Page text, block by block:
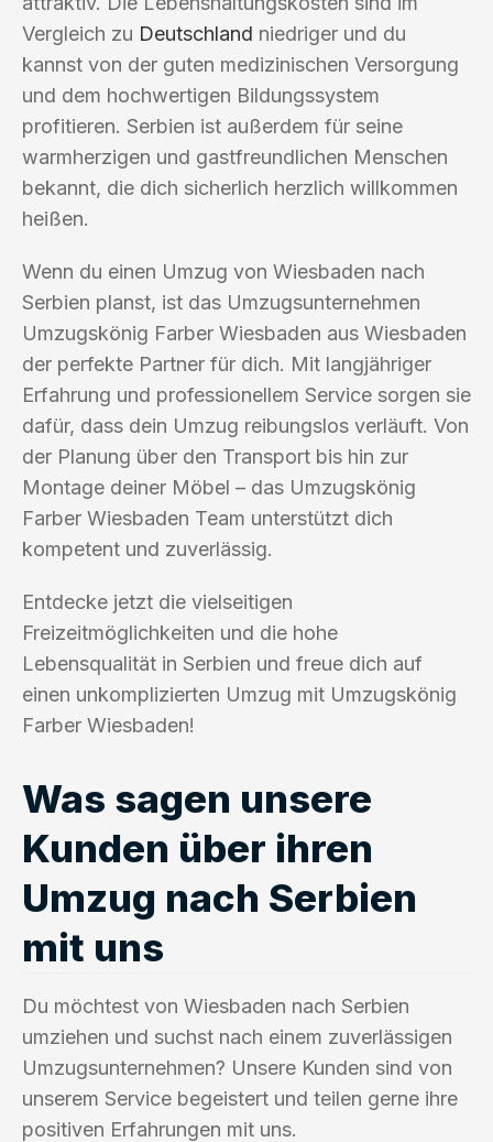
Vergleich zu Deutschland niedriger und du
kannst von der guten medizinischen Versorgung
und dem hochwertigen Bildungssystem
profitieren. Serbien ist außerdem für seine
warmherzigen und gastfreundlichen Menschen
bekannt, die dich sicherlich herzlich willkommen
heißen.
Wenn du einen Umzug von Wiesbaden nach
Serbien planst, ist das Umzugsunternehmen
Umzugskönig Farber Wiesbaden aus Wiesbaden
der perfekte Partner für dich. Mit langjähriger
Erfahrung und professionellem Service sorgen sie
dafür, dass dein Umzug reibungslos verläuft. Von
der Planung über den Transport bis hin zur
Montage deiner Möbel – das Umzugskönig
Farber Wiesbaden Team unterstützt dich
kompetent und zuverlässig.
Entdecke jetzt die vielseitigen
Freizeitmöglichkeiten und die hohe
Lebensqualität in Serbien und freue dich auf
einen unkomplizierten Umzug mit Umzugskönig
Farber Wiesbaden!
Was sagen unsere
Kunden über ihren
Umzug nach Serbien
mit uns
Du möchtest von Wiesbaden nach Serbien
umziehen und suchst nach einem zuverlässigen
Umzugsunternehmen? Unsere Kunden sind von
unserem Service begeistert und teilen gerne ihre
positiven Erfahrungen mit uns.